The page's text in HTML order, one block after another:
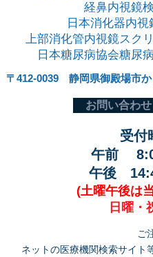
経鼻内視鏡
日本消化器内視
上部消化管内視鏡スク
日本糖尿病協会糖
〒412-0039 静岡県御殿場市か
お問い合わせ
受付
午前
午後
(土曜午後は
日曜・
ご
ネットの医療機関検索サイト